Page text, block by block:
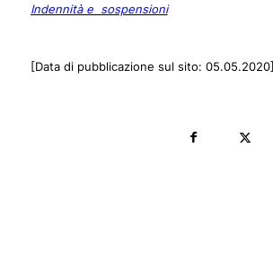
Indennità e sospensioni
[Data di pubblicazione sul sito: 05.05.2020]